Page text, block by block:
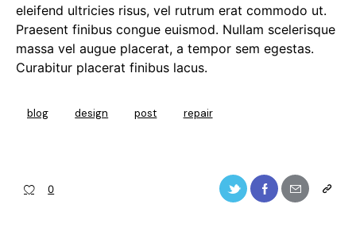
eleifend ultricies risus, vel rutrum erat commodo ut.
Praesent finibus congue euismod. Nullam scelerisque
massa vel augue placerat, a tempor sem egestas.
Curabitur placerat finibus lacus.
blog design post repair
0